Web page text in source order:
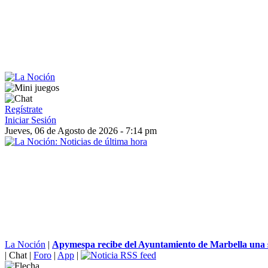
Regístrate
Iniciar Sesión
Jueves, 06 de Agosto de 2026 - 7:14 pm
La Noción | Apymespa recibe del Ayuntamiento de Marbella una
| Chat | Foro | App |